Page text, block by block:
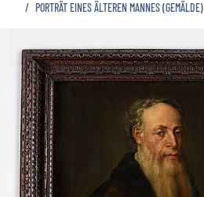
PORTRÄT EINES ÄLTEREN MANNES (GEMÄLDE)